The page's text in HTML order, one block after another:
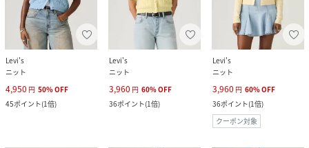
Levi's
ニット
4,950 円 50%OFF
45ポイント(1倍)
Levi's
ニット
3,960 円 60%OFF
36ポイント(1倍)
Levi's
ニット
3,960 円 60%OFF
36ポイント(1倍)
クーポン対象